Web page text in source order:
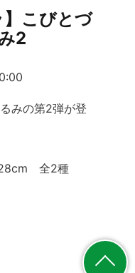
】こびとづ
2
みの第2弾が登
全2種